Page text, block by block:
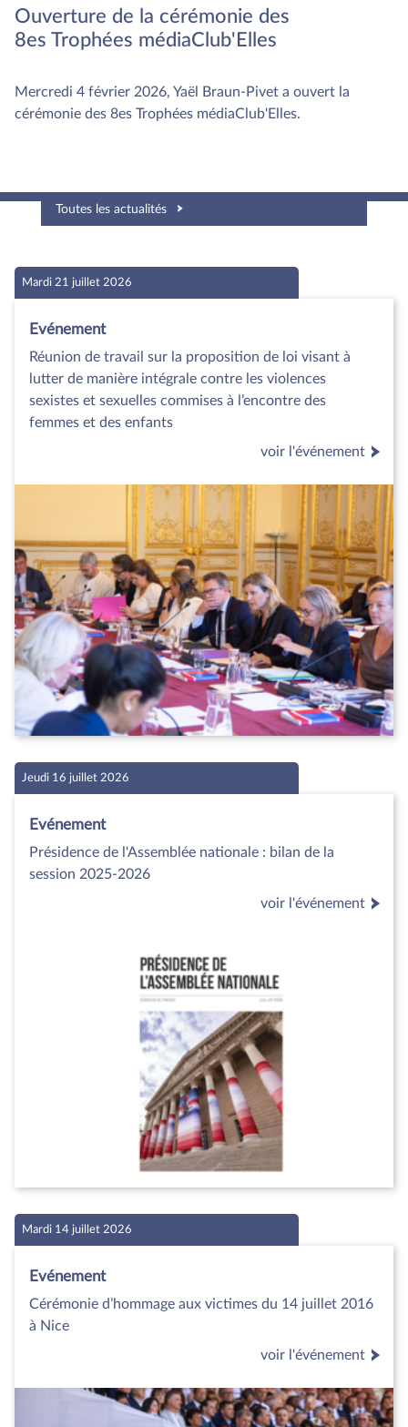
Ouverture de la cérémonie des
8es Trophées médiaClub'Elles
Mercredi 4 février 2026, Yaël Braun-Pivet a ouvert la
cérémonie des 8es Trophées médiaClub'Elles.
Toutes les actualités
Mardi 21 juillet 2026
Evénement
Réunion de travail sur la proposition de loi visant à
lutter de manière intégrale contre les violences
sexistes et sexuelles commises à l’encontre des
femmes et des enfants
voir l'événement
Jeudi 16 juillet 2026
Evénement
Présidence de l'Assemblée nationale : bilan de la
session 2025-2026
voir l'événement
Mardi 14 juillet 2026
Evénement
Cérémonie d’hommage aux victimes du 14 juillet 2016
à Nice
voir l'événement